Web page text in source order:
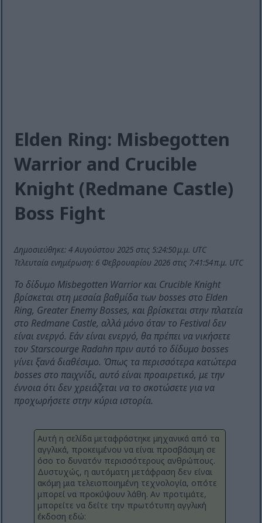
Elden Ring: Misbegotten
Warrior and Crucible
Knight (Redmane Castle)
Boss Fight
Δημοσιεύθηκε: 4 Αυγούστου 2025 στις 5:24:50 μ.μ. UTC
Τελευταία ενημέρωση: 6 Φεβρουαρίου 2026 στις 7:41:54 π.μ. UTC
Το δίδυμο Misbegotten Warrior και Crucible Knight
βρίσκεται στη μεσαία βαθμίδα των bosses στο Elden
Ring, Greater Enemy Bosses, και βρίσκεται στην πλατεία
στο Redmane Castle, αλλά μόνο όταν το Festival δεν
είναι ενεργό. Εάν είναι ενεργό, θα πρέπει να νικήσετε
τον Starscourge Radahn πριν αυτό το δίδυμο bosses
γίνει ξανά διαθέσιμο. Όπως τα περισσότερα κατώτερα
bosses στο παιχνίδι, αυτό είναι προαιρετικό, με την
έννοια ότι δεν χρειάζεται να το σκοτώσετε για να
προχωρήσετε στην κύρια ιστορία.
Αυτή η σελίδα μεταφράστηκε μηχανικά από τα
αγγλικά, προκειμένου να είναι προσβάσιμη σε
όσο το δυνατόν περισσότερους ανθρώπους.
Δυστυχώς, η αυτόματη μετάφραση δεν είναι
ακόμη μια τελειοποιημένη τεχνολογία, οπότε
μπορεί να προκύψουν λάθη. Αν προτιμάτε,
μπορείτε να δείτε την πρωτότυπη αγγλική
έκδοση εδώ: